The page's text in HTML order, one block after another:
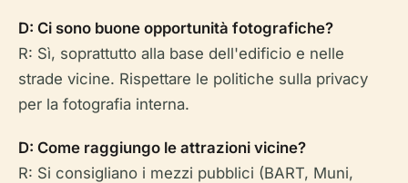
D: Ci sono buone opportunità fotografiche?
R: Sì, soprattutto alla base dell'edificio e nelle
strade vicine. Rispettare le politiche sulla privacy
per la fotografia interna.
D: Come raggiungo le attrazioni vicine?
R: Si consigliano i mezzi pubblici (BART, Muni,